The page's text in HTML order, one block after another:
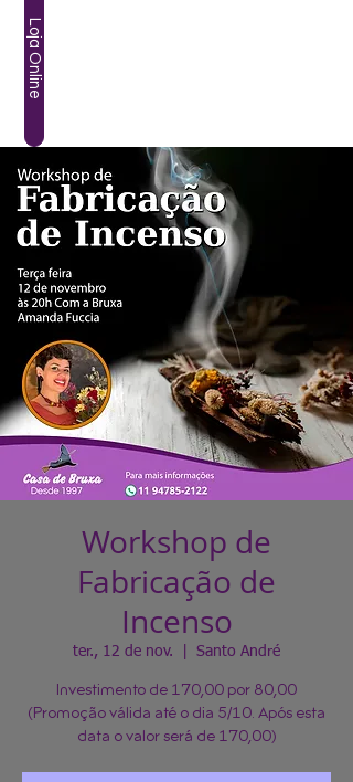
Loja Online
Workshop de
Fabricação de
Incenso
ter., 12 de nov. Santo André
Investimento de 170,00 por 80,00
(Promoção válida até o dia 5/10. Após esta
data o valor será de 170,00)